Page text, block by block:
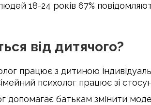
18-24 років 67%
від дитячого?
працює з дитиною
психолог працює зі
допомагає батькам змінити